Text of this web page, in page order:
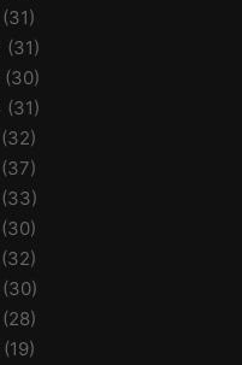
(31)
(31)
(30)
(31)
(32)
(37)
(33)
(30)
(32)
(30)
(28)
(19)